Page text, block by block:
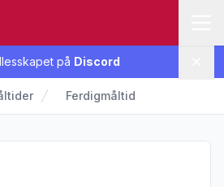
på Discord
Ferdigmåltid